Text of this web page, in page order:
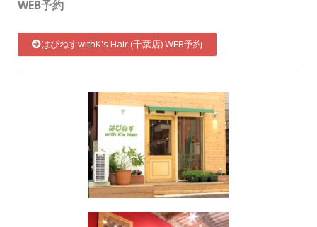
WEB予約
はぴねすwithK's Hair (千葉店) WEB予約